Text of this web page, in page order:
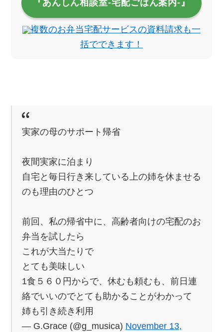
『あんしん相談室‐宅配ごはん案内‐』
複数のお弁当宅配サービスの資料請求も一
括でできます！
実家の母のサポート帰省
夜間実家に泊まり
自宅と毎日行き来している上の姉を休ませる
のも理由のひとつ
前回、私の帰省中に、高齢者向けの宅配のお
弁当を試したら
これが大当たりで
とても美味しい
1食５６０円からで、休むも頼むも、前日連
絡でいいのでとても助かることがわかって
姉も引き続き利用
— G.Grace (@g_musica) November 13,